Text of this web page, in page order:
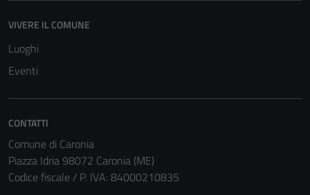
VIVERE IL COMUNE
Luoghi
Eventi
CONTATTI
Comune di Caronia
Piazza Idria 98072 Caronia (ME)
Codice fiscale / P. IVA: 84000210835